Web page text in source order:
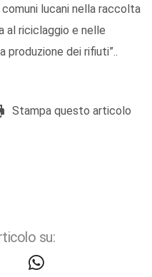
lucani nella raccolta
al riciclaggio e nelle
dei rifiuti”..
Stampa questo articolo
su: